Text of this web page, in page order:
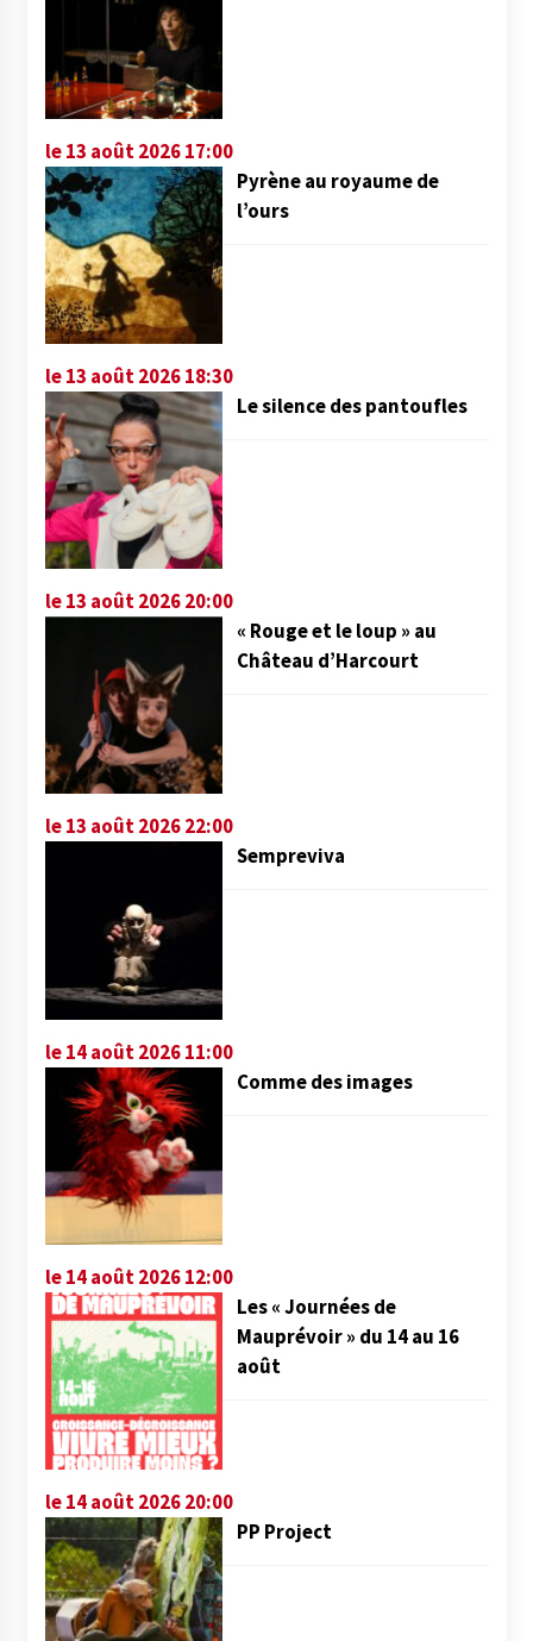
le 13 août 2026 17:00
Pyrène au royaume de
l’ours
le 13 août 2026 18:30
Le silence des pantoufles
le 13 août 2026 20:00
« Rouge et le loup » au
Château d’Harcourt
le 13 août 2026 22:00
Sempreviva
le 14 août 2026 11:00
Comme des images
le 14 août 2026 12:00
Les « Journées de
Mauprévoir » du 14 au 16
août
le 14 août 2026 20:00
PP Project